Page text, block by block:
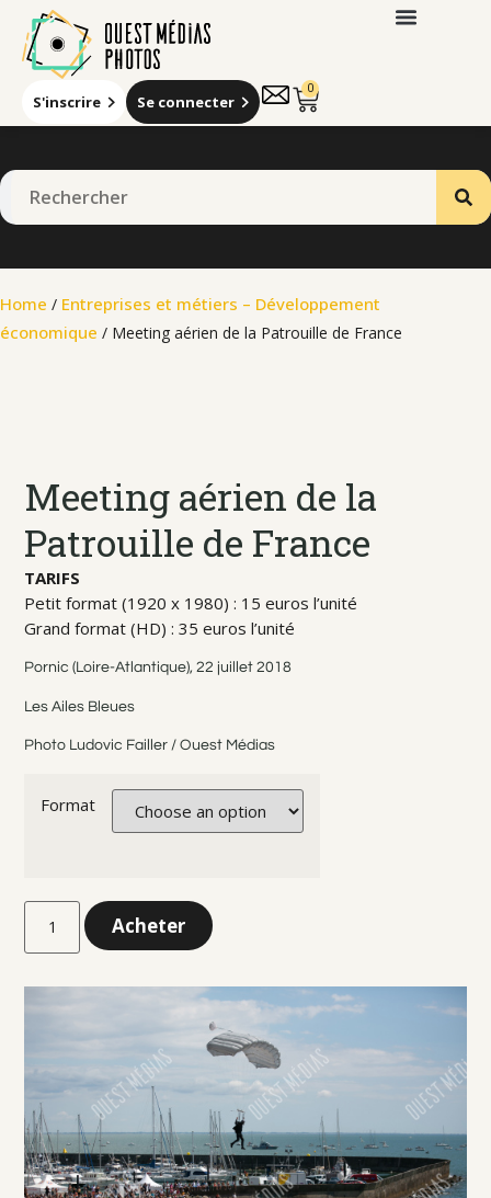
S'inscrire Se connecter
0
Home / Entreprises et métiers – Développement
économique / Meeting aérien de la Patrouille de France
Meeting aérien de la
Patrouille de France
TARIFS
Petit format (1920 x 1980) : 15 euros l’unité
Grand format (HD) : 35 euros l’unité
Pornic (Loire-Atlantique), 22 juillet 2018
Les Ailes Bleues
Photo Ludovic Failler / Ouest Médias
Format
Acheter